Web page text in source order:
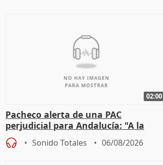
02:00
Pacheco alerta de una PAC
perjudicial para Andalucía: "A la
agricultura hay que protegerla"
Sonido Totales 06/08/2026